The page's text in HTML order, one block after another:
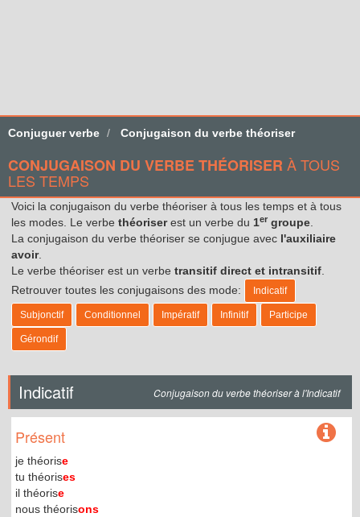
Conjuguer verbe Conjugaison du verbe théoriser
CONJUGAISON DU VERBE THÉORISER À TOUS
LES TEMPS
Voici la conjugaison du verbe théoriser à tous les temps et à tous
les modes. Le verbe théoriserest un verbe du 1er groupe
La conjugaison du verbe théoriser se conjugue avec l'auxiliaire
avoir.
Le verbe théoriser est un verbe transitif direct et intransitif
Retrouver toutes les conjugaisons des mode:
Indicatif
Subjonctif Conditionnel Impératif Infinitif Participe
Gérondif
Indicatif Conjugaison du verbe théoriser à l'Indicatif
Présent
je théorise
tu théorises
il théorise
nous théorisons